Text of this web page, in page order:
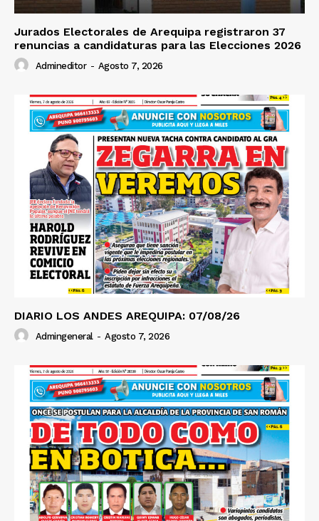
Jurados Electorales de Arequipa registraron 37
renuncias a candidaturas para las Elecciones 2026
Admineditor - Agosto 7, 2026
DIARIO LOS ANDES AREQUIPA: 07/08/26
Admingeneral - Agosto 7, 2026